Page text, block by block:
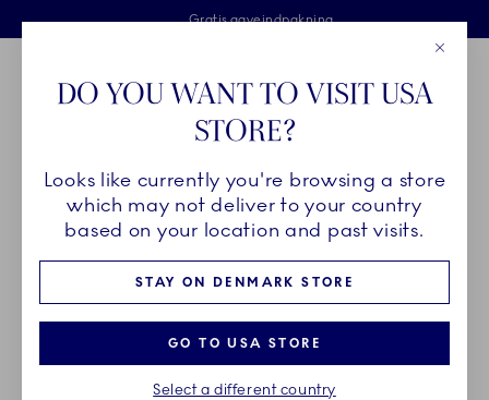
Skip Navigation
Fri levering ved køb over 500 kr. og fri retur
Gratis gaveindpakning
2 års brudgaranti
Royal Copenhagen
Breadcrumb Headlinesss
HjemIndgiv brudgaranti Succes med registrering af brudgaranti
BRUDGARANTI
DO YOU WANT TO VISIT USA
STORE?
Looks like currently you're browsing a store
which may not deliver to your country
based on your location and past visits.
STAY ON DENMARK STORE
GO TO USA STORE
Select a different country